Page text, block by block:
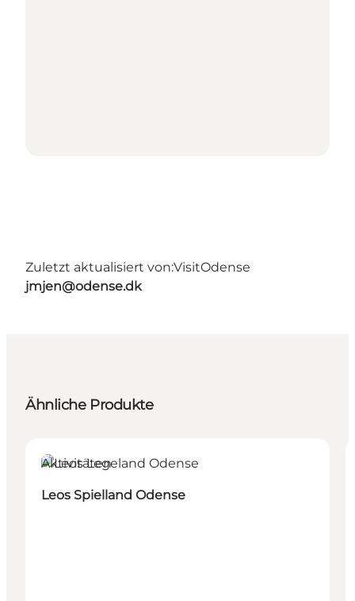
Zuletzt aktualisiert von:VisitOdense
jmjen@odense.dk
Ähnliche Produkte
Aktivitäten
Leos Spielland Odense